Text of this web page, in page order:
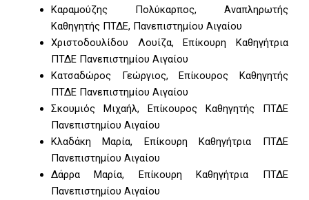
Καραμούζης Πολύκαρπος, Αναπληρωτής
Καθηγητής ΠΤΔΕ, Πανεπιστημίου Αιγαίου
Χριστοδουλίδου Λουίζα, Επίκουρη Καθηγήτρια
ΠΤΔΕ Πανεπιστημίου Αιγαίου
Κατσαδώρος Γεώργιος, Επίκουρος Καθηγητής
ΠΤΔΕ Πανεπιστημίου Αιγαίου
Σκουμιός Μιχαήλ, Επίκουρος Καθηγητής ΠΤΔΕ
Πανεπιστημίου Αιγαίου
Κλαδάκη Μαρία, Επίκουρη Καθηγήτρια ΠΤΔΕ
Πανεπιστημίου Αιγαίου
Δάρρα Μαρία, Επίκουρη Καθηγήτρια ΠΤΔΕ
Πανεπιστημίου Αιγαίου